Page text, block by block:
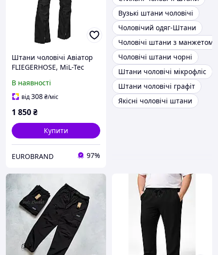
Штани чоловічі Авіатор
FLIEGERHOSE, MiL-Tec
В наявності
від308₴/міс
1 850₴
Купити
EUROBRAND 97%
Вузькі штани чоловічі
Чоловічий одяг-Штани
Чоловічі штани з манжетом
Чоловічі штани чорні
Штани чоловічі мікрофліс
Штани чоловічі графіт
Якісні чоловічі штани